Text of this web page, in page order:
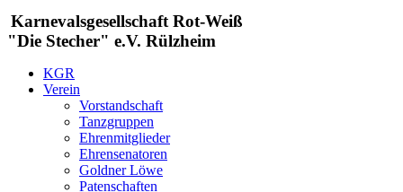
Karnevalsgesellschaft Rot-Weiß
"Die Stecher" e.V. Rülzheim
KGR
Verein
Vorstandschaft
Tanzgruppen
Ehrenmitglieder
Ehrensenatoren
Goldner Löwe
Patenschaften